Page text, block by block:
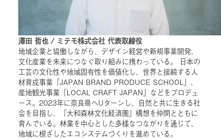
澤田 哲也 / ミテモ株式会社 代表取締役
地域企業と協働しながら、デザイン経営や新規事業開発、
文化産業を未来につなぐ取り組みに携わっている。 日本の
工芸の文化性や地域固有性を価値化し、世界と接続する人
材育成事業「JAPAN BRAND PRODUCE SCHOOL」、
産地観光事業「LOCAL CRAFT JAPAN」などをプロデュ
ース。2023年に奈良県へUターンし、自然と共に生きる社
会を目指し、「大和森林文化経済圏」構想を仲間とともに
育んでいる。林業を中心とした多様なつながりを通じて、
地域に根ざしたエコシステムづくりを進めている。